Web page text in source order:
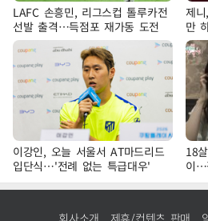
LAFC 손흥민, 리그스컵 톨루카전
선발 출격…득점포 재가동 도전
제
만
이강인, 오늘 서울서 AT마드리드
입단식…'전례 없는 특급대우'
18
이…
회사소개 제휴/컨텐츠 판매